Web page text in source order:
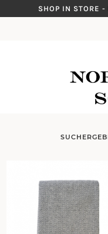
to
SHOP IN STORE -